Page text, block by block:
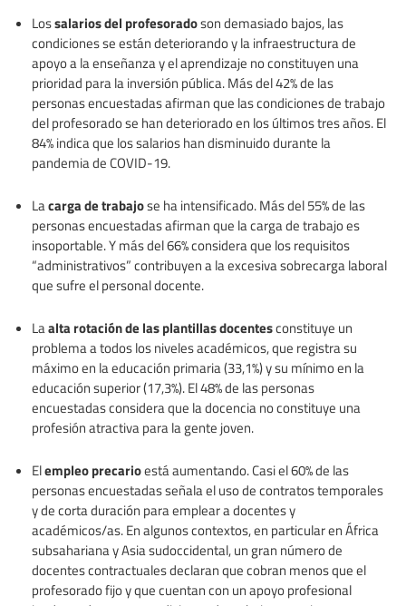
Lossalarios del profesoradoson demasiado bajos, las
condiciones se están deteriorando y la infraestructura de
apoyo a la enseñanza y el aprendizaje no constituyen una
prioridad para la inversión pública. Más del 42% de las
personas encuestadas afirman que las condiciones de trabajo
del profesorado se han deteriorado en los últimos tres años. El
84% indica que los salarios han disminuido durante la
pandemia de COVID-19.
Lacarga de trabajose ha intensificado. Más del 55% de las
personas encuestadas afirman que la carga de trabajo es
insoportable. Y más del 66% considera que los requisitos
“administrativos” contribuyen a la excesiva sobrecarga laboral
que sufre el personal docente.
Laalta rotación de las plantillas docentesconstituye un
problema a todos los niveles académicos, que registra su
máximo en la educación primaria (33,1%) y su mínimo en la
educación superior (17,3%). El 48% de las personas
encuestadas considera que la docencia no constituye una
profesión atractiva para la gente joven.
Elempleo precarioestá aumentando. Casi el 60% de las
personas encuestadas señala el uso de contratos temporales
y de corta duración para emplear a docentes y
académicos/as. En algunos contextos, en particular en África
subsahariana y Asia sudoccidental, un gran número de
docentes contractuales declaran que cobran menos que el
profesorado fijo y que cuentan con un apoyo profesional